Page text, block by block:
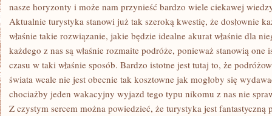
nasze horyzonty i może nam przynieść bardzo wiele ciekawej
Aktualnie turystyka stanowi już tak szeroką kwestię, że dosłownie
właśnie takie rozwiązanie, jakie będzie idealne akurat właśnie dla
każdego z nas są właśnie rozmaite podróże, ponieważ stanowią one
czasu w taki właśnie sposób. Bardzo istotne jest tutaj to, że
świata wcale nie jest obecnie tak kosztowne jak mogłoby się
chociażby jeden wakacyjny wyjazd tego typu nikomu z nas nie
Z czystym sercem można powiedzieć, że turystyka jest fantastyczną